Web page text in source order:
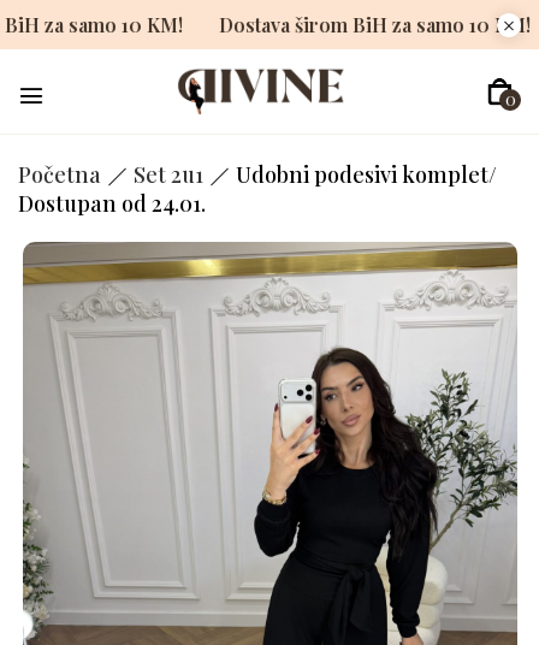
BiH za samo 10 KM! Dostava širom BiH za samo
0
Početna Set 2u1
Udobni podesivi komplet/
Dostupan od 24.01.